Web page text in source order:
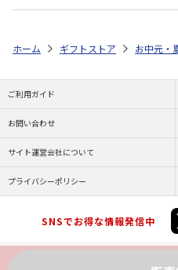
ホーム ギフトストア お中元・
ご利用ガイド
お問い合わせ
サイト運営会社について
プライバシーポリシー
SNSでお得な情報発信中